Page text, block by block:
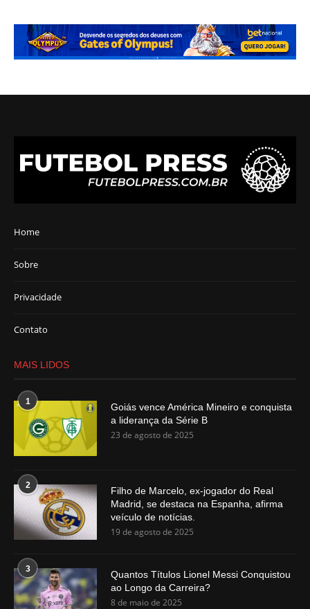
Home
Sobre
Privacidade
Contato
MAIS LIDOS
1
Goiás vence América Mineiro e conquista
a liderança da Série B
23 de agosto de 2025
2
Filho de Marcelo, ex-jogador do Real
Madrid, se destaca na Espanha, afirma
veículo de notícias.
19 de agosto de 2025
3
Quantos Títulos Lionel Messi Conquistou
ao Longo da Carreira?
8 de maio de 2025